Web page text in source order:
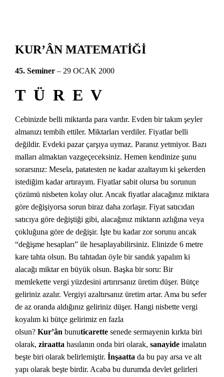
KUR’ÂN MATEMATİĞİ
45. Seminer – 29 OCAK 2000
T Ü R E V
Cebinizde belli miktarda para vardır. Evden bir takım şeyler
almanızı tembih ettiler. Miktarları verdiler. Fiyatlar belli
değildir. Evdeki pazar çarşıya uymaz. Paranız yetmiyor. Bazı
malları almaktan vazgeçeceksiniz. Hemen kendinize şunu
sorarsınız: Mesela, patatesten ne kadar azaltayım ki şekerden
istediğim kadar artırayım. Fiyatlar sabit olursa bu sorunun
çözümü nisbeten kolay olur. Ancak fiyatlar alacağınız miktara
göre değişiyorsa sorun biraz daha zorlaşır. Fiyat satıcıdan
satıcıya göre değiştiği gibi, alacağınız miktarın azlığına veya
çokluğuna göre de değişir. İşte bu kadar zor sorunu ancak
“değişme hesapları” ile hesaplayabilirsiniz. Elinizde 6 metre
kare tahta olsun. Bu tahtadan öyle bir sandık yapalım ki
alacağı miktar en büyük olsun. Başka bir soru: Bir
memlekette vergi yüzdesini artırırsanız üretim düşer. Bütçe
geliriniz azalır. Vergiyi azaltırsanız üretim artar. Ama bu sefer
de az oranda aldığınız geliriniz düşer. Hangi nisbette vergi
koyalım ki bütçe gelirimiz en fazla
olsun? Kur’ân bunuticarette senede sermayenin kırkta biri
olarak, ziraatta hasılanın onda biri olarak, sanayide imalatın
beşte biri olarak belirlemiştir. İnşaatta da bu pay arsa ve alt
yapı olarak beşte birdir. Acaba bu durumda devlet gelirleri